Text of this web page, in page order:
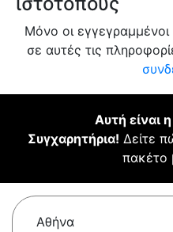
Μόνο οι
σε αυτές τις
Αυτή είναι
Συγχαρητήρια! Δείτε
πακέτο
Αθήνα